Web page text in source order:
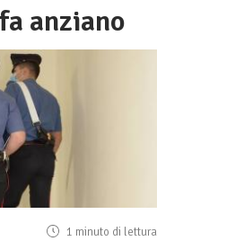
anziano
1 minuto di lettura